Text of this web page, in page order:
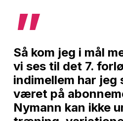
”
Så kom jeg i mål
vi ses til det 7.
indimellem har jeg
været på
Nymann kan ikke